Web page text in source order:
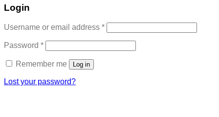
Login
Username or email address *Required
Password *Required
Remember me Log in
Lost your password?